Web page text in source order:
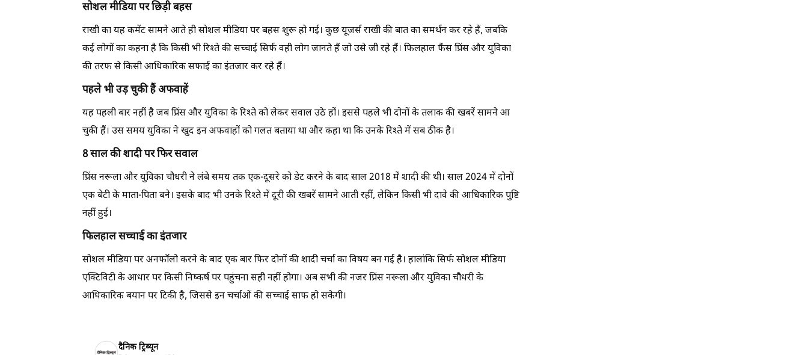
सोशल मीडिया पर छिड़ी बहस
राखी का यह कमेंट सामने आते ही सोशल मीडिया पर बहस शुरू हो गई। कुछ यूजर्स राखी की बात का समर्थन कर रहे हैं, जबकि
कई लोगों का कहना है कि किसी भी रिश्ते की सच्चाई सिर्फ वही लोग जानते हैं जो उसे जी रहे हैं। फिलहाल फैंस प्रिंस और युविका
की तरफ से किसी आधिकारिक सफाई का इंतजार कर रहे हैं।
पहले भी उड़ चुकी हैं अफवाहें
यह पहली बार नहीं है जब प्रिंस और युविका के रिश्ते को लेकर सवाल उठे हों। इससे पहले भी दोनों के तलाक की खबरें सामने आ
चुकी हैं। उस समय युविका ने खुद इन अफवाहों को गलत बताया था और कहा था कि उनके रिश्ते में सब ठीक है।
8 साल की शादी पर फिर सवाल
प्रिंस नरूला और युविका चौधरी ने लंबे समय तक एक-दूसरे को डेट करने के बाद साल 2018 में शादी की थी। साल 2024 में दोनों
एक बेटी के माता-पिता बने। इसके बाद भी उनके रिश्ते में दूरी की खबरें सामने आती रहीं, लेकिन किसी भी दावे की आधिकारिक पुष्टि
नहीं हुई।
फिलहाल सच्चाई का इंतजार
सोशल मीडिया पर अनफॉलो करने के बाद एक बार फिर दोनों की शादी चर्चा का विषय बन गई है। हालांकि सिर्फ सोशल मीडिया
एक्टिविटी के आधार पर किसी निष्कर्ष पर पहुंचना सही नहीं होगा। अब सभी की नजर प्रिंस नरूला और युविका चौधरी के
आधिकारिक बयान पर टिकी है, जिससे इन चर्चाओं की सच्चाई साफ हो सकेगी।
दैनिक ट्रिब्यून